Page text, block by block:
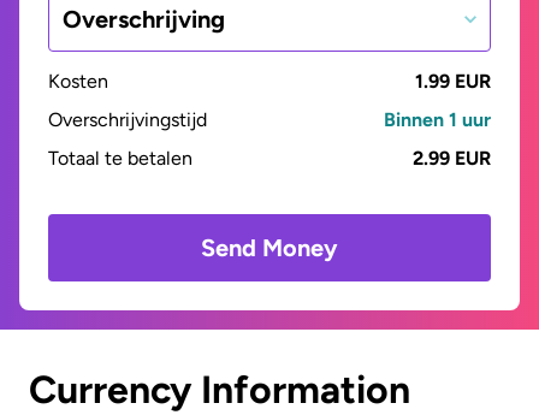
Overschrijving
Kosten
1.99 EUR
Overschrijvingstijd
Binnen 1 uur
Totaal te betalen
2.99 EUR
Send Money
Currency Information